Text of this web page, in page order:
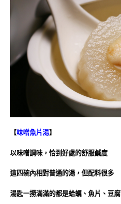
【味噌魚片湯】
以味噌調味，恰到好處的舒服鹹度
這四碗內相對普通的湯，但配料很多
湯匙一撈滿滿的都是蛤蠣、魚片、豆腐